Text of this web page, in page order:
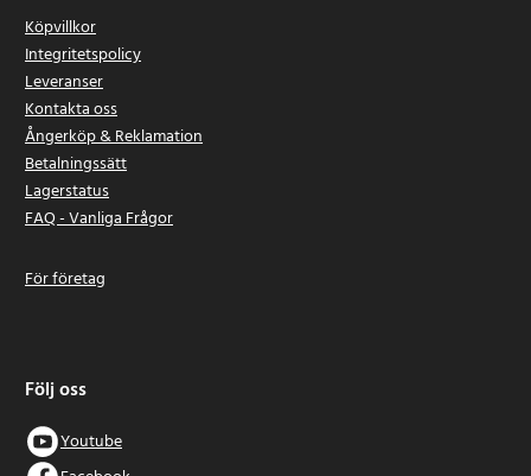
Köpvillkor
Integritetspolicy
Leveranser
Kontakta oss
Ångerköp & Reklamation
Betalningssätt
Lagerstatus
FAQ - Vanliga Frågor
För företag
Följ oss
Youtube